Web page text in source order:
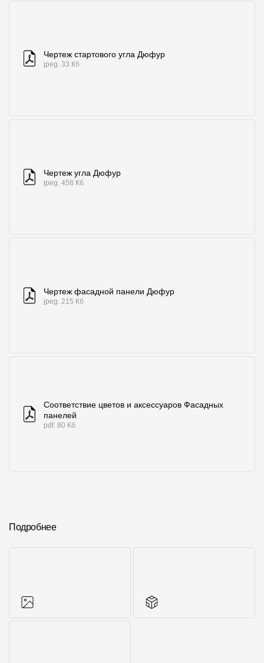
Чертеж стартового угла Дюфур
jpeg. 33 Кб
Чертеж угла Дюфур
jpeg. 458 Кб
Чертеж фасадной панели Дюфур
jpeg. 215 Кб
Соответствие цветов и аксессуаров Фасадных
панелей
pdf. 80 Кб
Подробнее